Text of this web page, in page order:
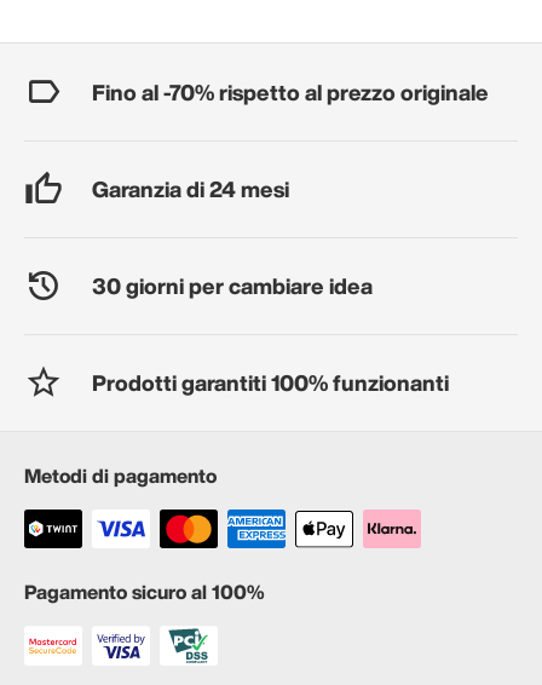
Fino al -70% rispetto al prezzo originale
Garanzia di 24 mesi
30 giorni per cambiare idea
Prodotti garantiti 100% funzionanti
Metodi di pagamento
Pagamento sicuro al 100%